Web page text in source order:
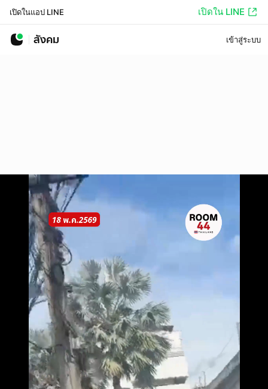
เปิดในแอป LINE เปิดใน LINE
สังคม เข้าสู่ระบบ